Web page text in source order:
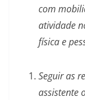
com
atividade
física e
Seguir as
assistente